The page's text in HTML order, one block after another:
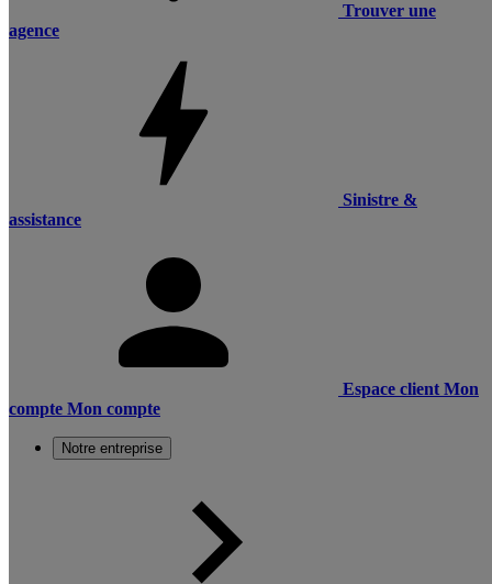
Trouver une
agence
Sinistre &
assistance
Espace client Mon
compte Mon compte
Notre entreprise